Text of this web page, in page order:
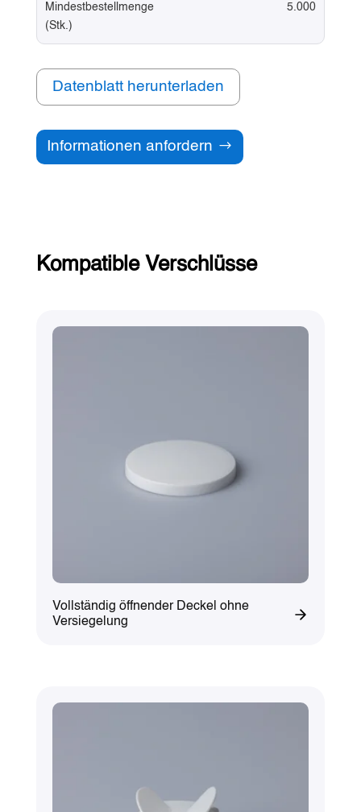
Mindestbestellmenge
(Stk.)
5.000
Datenblatt herunterladen
Informationen anfordern
Kompatible Verschlüsse
Vollständig öffnender Deckel ohne
Versiegelung